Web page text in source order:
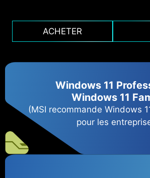
ACHETER
Windows 11
Windows 11
(MSI recommande Windows
pour les